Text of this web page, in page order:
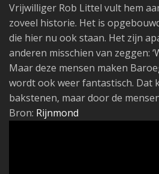
Vrijwilliger Rob Littel vult hem
zoveel historie. Het is
die hier nu ook staan. Het zijn
anderen misschien van zeggen:
Maar deze mensen maken
wordt ook weer fantastisch. Dat
bakstenen, maar door de
Bron: Rijnmond